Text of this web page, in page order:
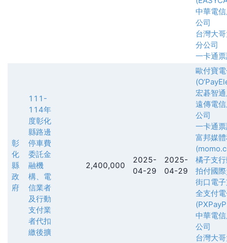
中華電
公司
台灣大
分公司
一卡通
彰
化
縣
政
府
111-
114年
度彰化
縣路邊
停車費
委託金
融機
構、電
信業者
及行動
支付業
者代扣
繳後擴
2,400,000
2025-
04-29
2025-
04-29
歐付寶
宏碁智
遠傳電
公司
一卡通
富邦媒
橘子支
拍付國
街口電
全支付
中華電
公司
台灣大